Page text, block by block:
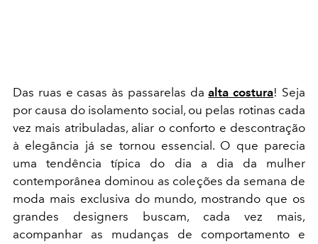
Das ruas e casas às passarelas daalta costura! Seja
por causa do isolamento social, ou pelas rotinas cada
vez mais atribuladas, aliar o conforto e descontração
à elegância já se tornou essencial. O que parecia
uma tendência típica do dia a dia da mulher
contemporânea dominou as coleções da semana de
moda mais exclusiva do mundo, mostrando que os
grandes designers buscam, cada vez mais,
acompanhar as mudanças de comportamento e